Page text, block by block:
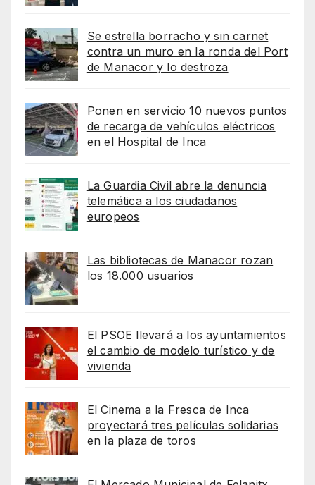
Se estrella borracho y sin carnet
contra un muro en la ronda del Port
de Manacor y lo destroza
Ponen en servicio 10 nuevos puntos
de recarga de vehículos eléctricos
en el Hospital de Inca
La Guardia Civil abre la denuncia
telemática a los ciudadanos
europeos
Las bibliotecas de Manacor rozan
los 18.000 usuarios
El PSOE llevará a los ayuntamientos
el cambio de modelo turístico y de
vivienda
El Cinema a la Fresca de Inca
proyectará tres películas solidarias
en la plaza de toros